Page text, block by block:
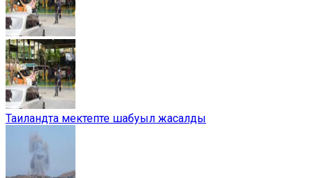
Таиландта мектепте шабуыл жасалды